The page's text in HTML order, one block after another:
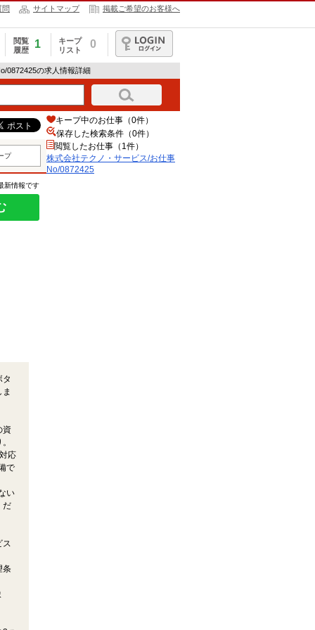
問 サイトマップ 掲載ご希望のお客様へ
閲覧
履歴
1
キープ
リスト
0
ログイン
0872425の求人情報詳細
プ
新情報です
資
応
で
い
だ
ス
条
キープ中のお仕事（0件）
保存した検索条件（0件）
閲覧したお仕事（1件）
株式会社テクノ・サービス/お仕事
No/0872425